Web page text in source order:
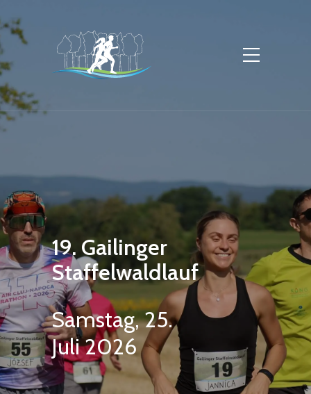
19. Gailinger
Staffelwaldlauf
Samstag, 25.
Juli 2026